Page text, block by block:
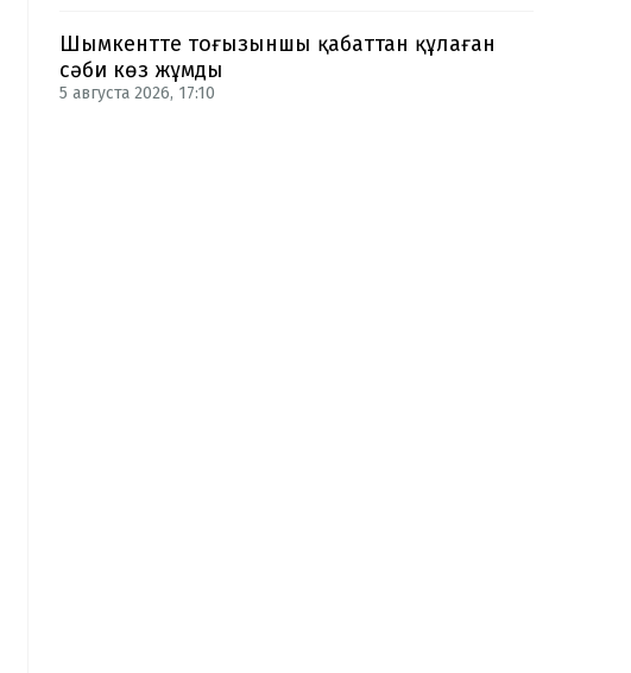
Шымкентте тоғызыншы қабаттан құлаған
сәби көз жұмды
5 августа 2026, 17:10